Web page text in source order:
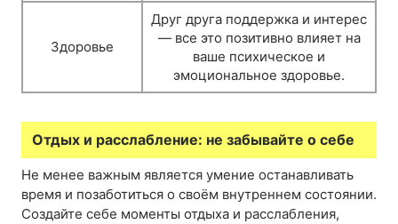
Здоровье
Друг друга поддержка и интерес
— все это позитивно влияет на
ваше психическое и
эмоциональное здоровье.
Отдых и расслабление: не забывайте о себе
Не менее важным является умение останавливать
время и позаботиться о своём внутреннем состоянии.
Создайте себе моменты отдыха и расслабления,